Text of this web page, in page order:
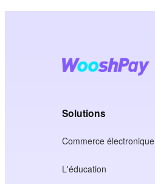
Solutions
Commerce électronique
L'éducation